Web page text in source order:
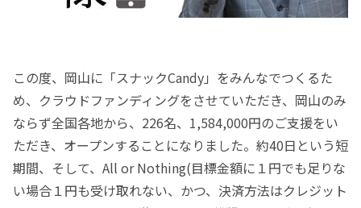
この度、岡山に「スナックCandy」をみんなでつくるた
め、クラウドファンディングをさせていただき、岡山のみ
ならず全国各地から、226名、1,584,000円のご支援をい
ただき、オープンすることになりました。約40日という短
期間、そして、All or Nothing(目標金額に１円でも足りな
い場合１円も受け取れない、かつ、決済方法はクレジット